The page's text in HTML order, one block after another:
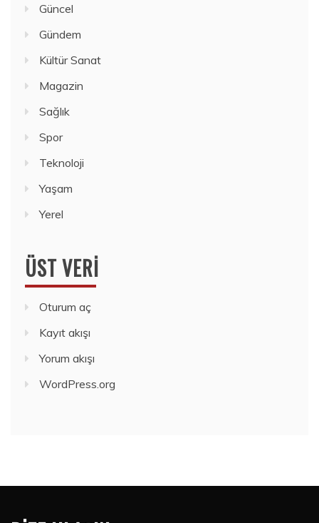
Güncel
Gündem
Kültür Sanat
Magazin
Sağlık
Spor
Teknoloji
Yaşam
Yerel
ÜST VERI
Oturum aç
Kayıt akışı
Yorum akışı
WordPress.org